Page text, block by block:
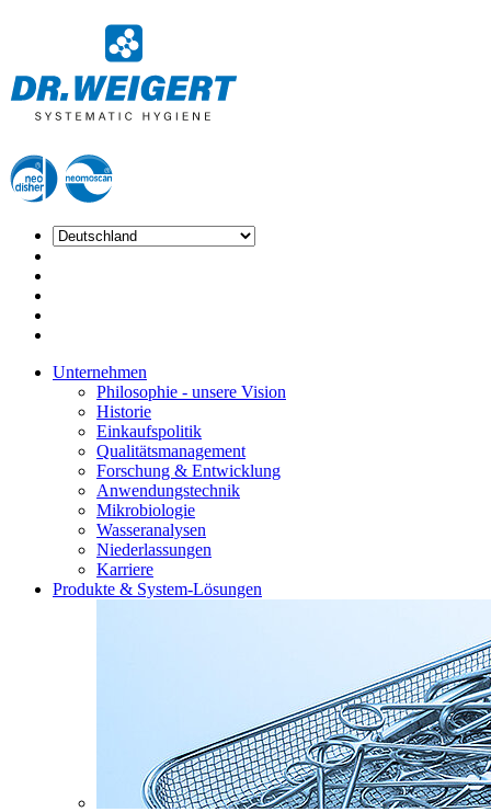
Unternehmen
Philosophie - unsere Vision
Historie
Einkaufspolitik
Qualitätsmanagement
Forschung & Entwicklung
Anwendungstechnik
Mikrobiologie
Wasseranalysen
Niederlassungen
Karriere
Produkte & System-Lösungen